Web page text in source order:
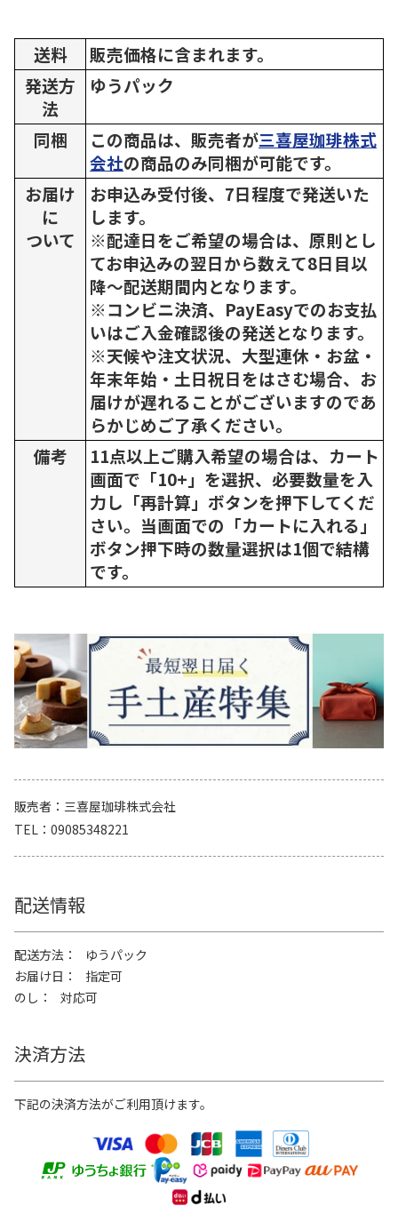
送料
販売価格に含まれます。
発送方
法
ゆうパック
同梱 この商品は、販売者が三喜屋珈琲株式
会社の商品のみ同梱が可能です。
お届け
に
ついて
お申込み受付後、7日程度で発送いた
します。
※配達日をご希望の場合は、原則とし
てお申込みの翌日から数えて8日目以
降～配送期間内となります。
※コンビニ決済、PayEasyでのお支払
いはご入金確認後の発送となります。
※天候や注文状況、大型連休・お盆・
年末年始・土日祝日をはさむ場合、お
届けが遅れることがございますのであ
らかじめご了承ください。
備考
11点以上ご購入希望の場合は、カート
画面で「10+」を選択、必要数量を入
力し「再計算」ボタンを押下してくだ
さい。当画面での「カートに入れる」
ボタン押下時の数量選択は1個で結構
です。
販売者
三喜屋珈琲株式会社
TEL
09085348221
配送情報
配送方法
ゆうパック
お届け日
指定可
のし
対応可
決済方法
下記の決済方法がご利用頂けます。